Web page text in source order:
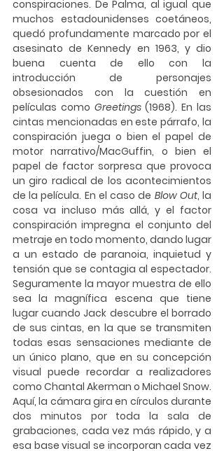
conspiraciones. De Palma, al igual que
muchos estadounidenses coetáneos,
quedó profundamente marcado por el
asesinato de Kennedy en 1963, y dio
buena cuenta de ello con la
introducción de personajes
obsesionados con la cuestión en
películas como Greetings (1968). En las
cintas mencionadas en este párrafo, la
conspiración juega o bien el papel de
motor narrativo/MacGuffin, o bien el
papel de factor sorpresa que provoca
un giro radical de los acontecimientos
de la película. En el caso de Blow Out, la
cosa va incluso más allá, y el factor
conspiración impregna el conjunto del
metraje en todo momento, dando lugar
a un estado de paranoia, inquietud y
tensión que se contagia al espectador.
Seguramente la mayor muestra de ello
sea la magnífica escena que tiene
lugar cuando Jack descubre el borrado
de sus cintas, en la que se transmiten
todas esas sensaciones mediante de
un único plano, que en su concepción
visual puede recordar a realizadores
como Chantal Akerman o Michael Snow.
Aquí, la cámara gira en círculos durante
dos minutos por toda la sala de
grabaciones, cada vez más rápido, y a
esa base visual se incorporan cada vez